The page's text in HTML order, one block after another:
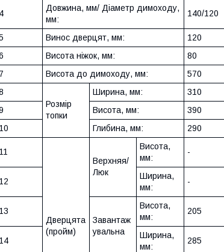
4
Довжина, мм/ Діаметр димоходу,
мм:
140/120
Винос дверцят, мм: 120
Висота ніжок, мм: 80
7
Висота до димоходу, мм: 570
Розмір
топки
Ширина, мм: 310
Висота, мм: 390
10
Глибина, мм: 290
11
Дверцята
(пройм)
Верхняя/
Люк
Висота,
мм:
-
12
Ширина,
мм:
-
13
Завантаж
увальна
Висота,
мм:
205
14
Ширина,
мм:
285